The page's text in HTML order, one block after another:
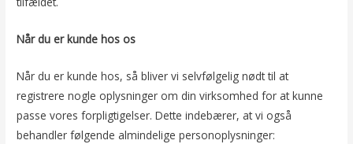
Når du er kunde hos os
Når du er kunde hos, så bliver vi selvfølgelig nødt til at
registrere nogle oplysninger om din virksomhed for at kunne
passe vores forpligtigelser. Dette indebærer, at vi også
behandler følgende almindelige personoplysninger: